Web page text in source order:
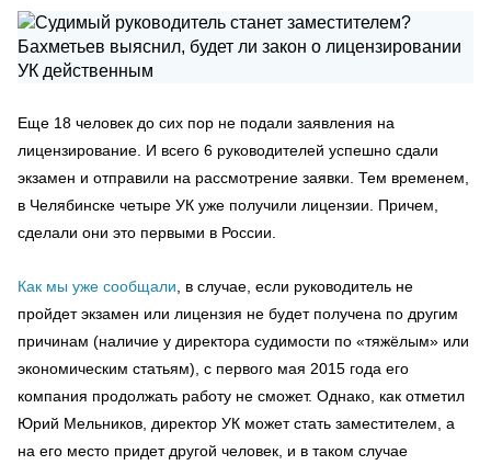
Еще 18 человек до сих пор не подали заявления на
лицензирование. И всего 6 руководителей успешно сдали
экзамен и отправили на рассмотрение заявки. Тем временем,
в Челябинске четыре УК уже получили лицензии. Причем,
сделали они это первыми в России.
Как мы уже сообщали , в случае, если руководитель не
пройдет экзамен или лицензия не будет получена по другим
причинам (наличие у директора судимости по «тяжёлым» или
экономическим статьям), с первого мая 2015 года его
компания продолжать работу не сможет. Однако, как отметил
Юрий Мельников, директор УК может стать заместителем, а
на его место придет другой человек, и в таком случае